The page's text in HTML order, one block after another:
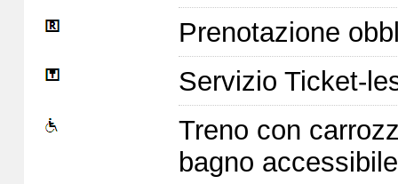
Prenotazione
Servizio Ticket-
Treno con
bagno